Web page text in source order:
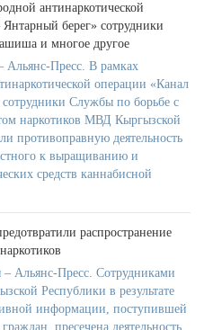
антинаркотической
берег» сотрудники
и многое другое
Пресс. В рамках
операции «Канал
Службы по борьбе с
наркотиков МВД Кыргызской
противоправную деятельность
к выращиванию и
средств каннабисной
распространение
Пресс. Сотрудниками
Республики в результате
информации, поступившей
пресечена деятельность